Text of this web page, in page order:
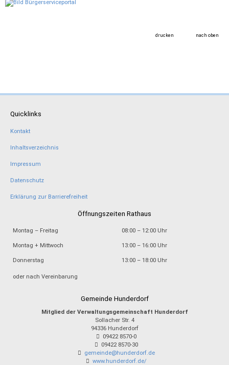
drucken nach oben
Quicklinks
Kontakt
Inhaltsverzeichnis
Impressum
Datenschutz
Erklärung zur Barrierefreiheit
Öffnungszeiten Rathaus
Montag – Freitag 08:00 – 12:00 Uhr
Montag + Mittwoch 13:00 – 16:00 Uhr
Donnerstag 13:00 – 18:00 Uhr
oder nach Vereinbarung
Gemeinde Hunderdorf
Mitglied der Verwaltungsgemeinschaft Hunderdorf
Sollacher Str. 4
94336 Hunderdorf
09422 8570-0
09422 8570-30
gemeinde@hunderdorf.de
www.hunderdorf.de/